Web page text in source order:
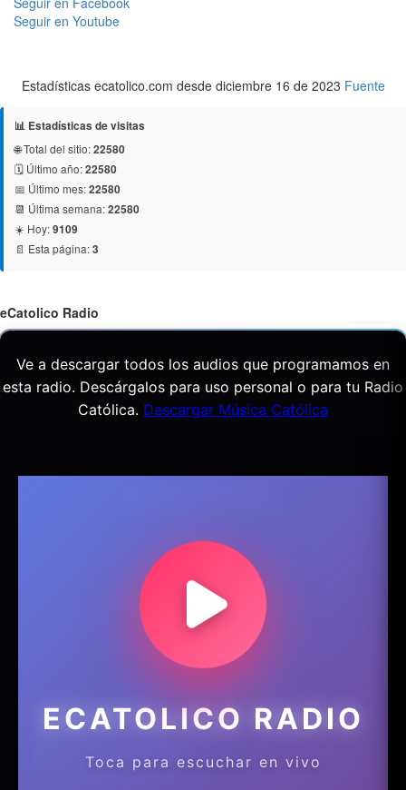
Seguir en Youtube
Estadísticas ecatolico.com desde diciembre 16 de 2023 Fuente
📊 Estadísticas de visitas
🌐 Total del sitio:22580
🗓️ Último año:22580
📅 Último mes:22580
📆 Última semana:22580
☀️ Hoy:9109
📄 Esta página:3
eCatolico Radio